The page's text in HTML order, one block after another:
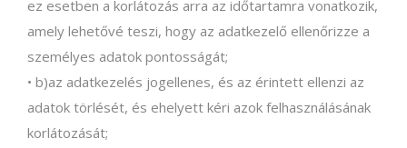
ez esetben a korlátozás arra az időtartamra vonatkozik,
amely lehetővé teszi, hogy az adatkezelő ellenőrizze a
személyes adatok pontosságát;
• b)az adatkezelés jogellenes, és az érintett ellenzi az
adatok törlését, és ehelyett kéri azok felhasználásának
korlátozását;